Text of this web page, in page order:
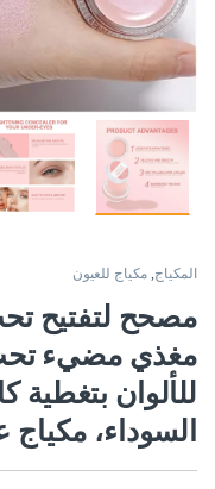
المكياج, مكياج للعيون
مصحح لتفتيح
مغذي مضيء
للألوان بتغطية
السوداء،